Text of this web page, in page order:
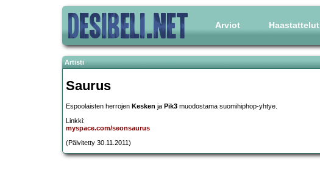
Arviot Haastattelut
Artisti
Saurus
Espoolaisten herrojen Kesken ja Pik3 muodostama suomihiphop-yhtye.
Linkki:
myspace.com/seonsaurus
(Päivitetty 30.11.2011)